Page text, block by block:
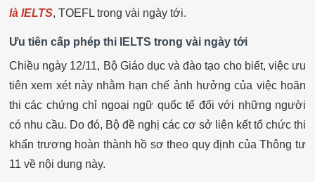
là IELTS, TOEFL trong vài ngày tới.
Ưu tiên cấp phép thi IELTS trong vài ngày tới
Chiều ngày 12/11, Bộ Giáo dục và đào tạo cho biết, việc ưu
tiên xem xét này nhằm hạn chế ảnh hưởng của việc hoãn
thi các chứng chỉ ngoại ngữ quốc tế đối với những người
có nhu cầu. Do đó, Bộ đề nghị các cơ sở liên kết tổ chức thi
khẩn trương hoàn thành hồ sơ theo quy định của Thông tư
11 về nội dung này.